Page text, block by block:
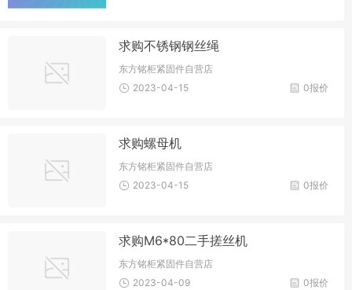
求购不锈钢钢丝绳
东方铭柜紧固件自营店
0报价
2023-04-15
求购螺母机
东方铭柜紧固件自营店
0报价
2023-04-15
求购M6*80二手搓丝机
东方铭柜紧固件自营店
0报价
2023-04-09